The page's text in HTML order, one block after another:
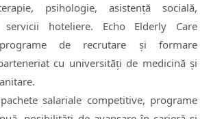
psihologie, asistență socială,
hoteliere. Echo Elderly Care
de recrutare și formare
cu universități de medicină și
salariale competitive, programe